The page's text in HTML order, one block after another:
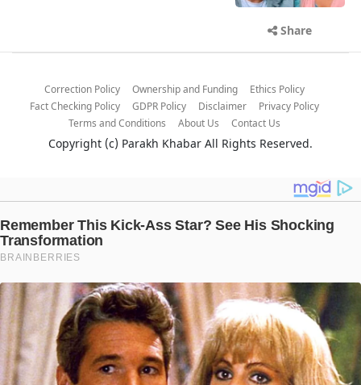
Share
Correction Policy Ownership and Funding
Ethics Policy
Fact Checking Policy
GDPR Policy Disclaimer
Privacy Policy
Terms and Conditions
About Us Contact Us
Copyright (c) Parakh Khabar All Rights Reserved.